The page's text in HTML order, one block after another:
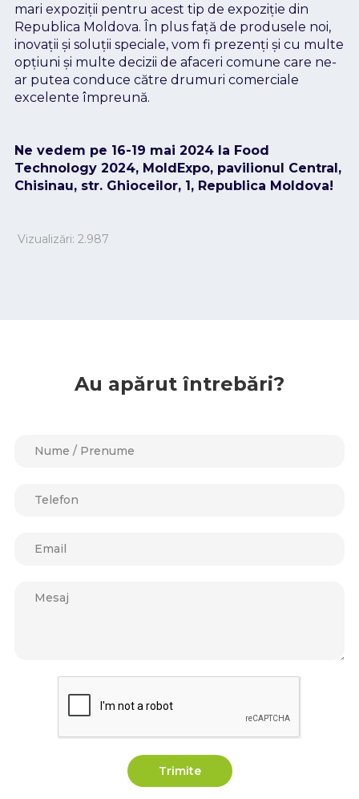
mari expoziții pentru acest tip de expoziție din
Republica Moldova. În plus față de produsele noi,
inovații și soluții speciale, vom fi prezenți și cu multe
opțiuni și multe decizii de afaceri comune care ne-
ar putea conduce către drumuri comerciale
excelente împreună.
Ne vedem pe 16-19 mai 2024 la Food
Technology 2024, MoldExpo, pavilionul Central,
Chisinau, str. Ghioceilor, 1, Republica Moldova!
Vizualizări: 2.987
Au apărut întrebări?
Trimite